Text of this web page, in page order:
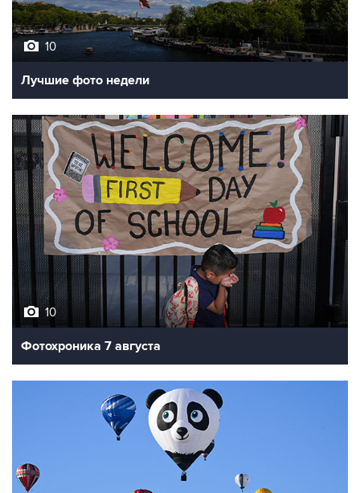
10
Лучшие фото недели
10
Фотохроника 7 августа